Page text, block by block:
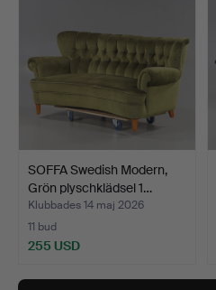
SOFFA Swedish Modern,
Grön plyschklädsel 1…
Klubbades 14 maj 2026
11 bud
255 USD